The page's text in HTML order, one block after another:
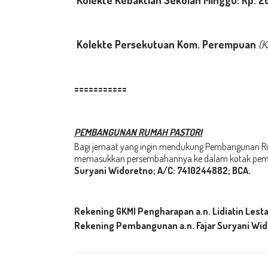
Kolekte Persekutuan Kom. Perempuan
===========
PEMBANGUNAN RUMAH PASTORI
Bagi jemaat yang ingin mendukung Pembangunan
memasukkan persembahannya ke dalam kotak
Suryani Widoretno; A/C: 7410244882; BCA.
Rekening GKMI Pengharapan a.n. Lidiatin
Rekening Pembangunan a.n. Fajar Suryani